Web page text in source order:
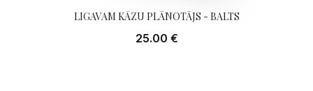
KĀZU & KOPDZĪVES GRĀMATŽURNĀLS NR. 18 - 2
14.99 €